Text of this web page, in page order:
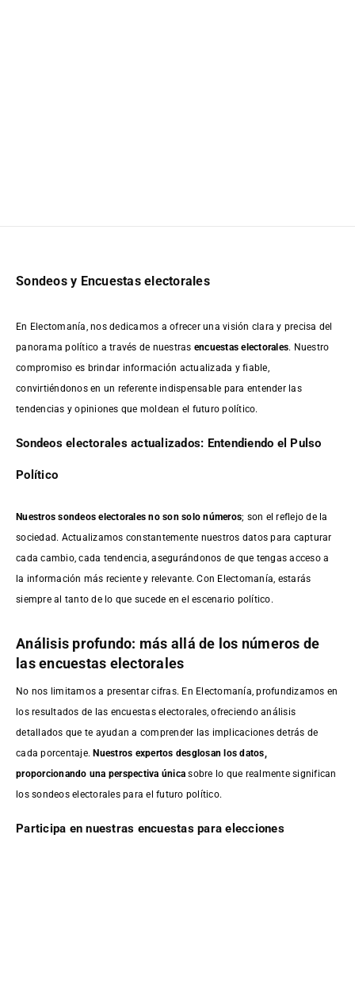
Sondeos y Encuestas electorales
En Electomanía, nos dedicamos a ofrecer una visión clara y precisa del
panorama político a través de nuestras encuestas electorales. Nuestro
compromiso es brindar información actualizada y fiable,
convirtiéndonos en un referente indispensable para entender las
tendencias y opiniones que moldean el futuro político.
Sondeos electorales actualizados: Entendiendo el Pulso
Político
Nuestros sondeos electorales no son solo números; son el reflejo de la
sociedad. Actualizamos constantemente nuestros datos para capturar
cada cambio, cada tendencia, asegurándonos de que tengas acceso a
la información más reciente y relevante. Con Electomanía, estarás
siempre al tanto de lo que sucede en el escenario político.
Análisis profundo: más allá de los números de
las encuestas electorales
No nos limitamos a presentar cifras. En Electomanía, profundizamos en
los resultados de las encuestas electorales, ofreciendo análisis
detallados que te ayudan a comprender las implicaciones detrás de
cada porcentaje.Nuestros expertos desglosan los datos,
proporcionando una perspectiva única sobre lo que realmente significan
los sondeos electorales para el futuro político.
Participa en nuestras encuestas para elecciones